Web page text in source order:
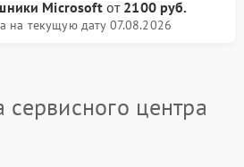
Microsoftот 2100 руб.
на текущую дату 07.08.2026
центра